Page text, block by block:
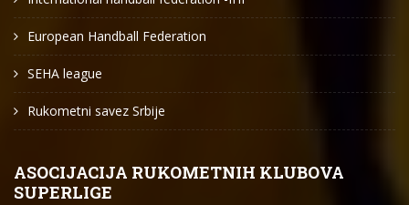
European Handball Federation
SEHA league
Rukometni savez Srbije
ASOCIJACIJA RUKOMETNIH KLUBOVA
SUPERLIGE